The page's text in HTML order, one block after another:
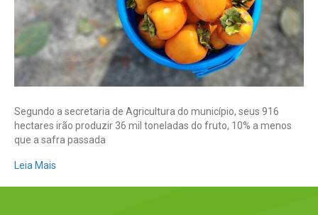
das
Cruzes
Segundo a secretaria de Agricultura do município, seus 916
hectares irão produzir 36 mil toneladas do fruto, 10% a menos
que a safra passada
Leia Mais